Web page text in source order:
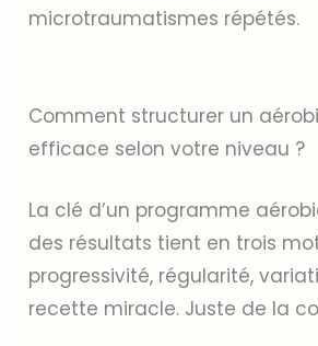
microtraumatismes répétés.
Comment structurer un
efficace selon votre niveau ?
La clé d’un programme
des résultats tient en trois
progressivité, régularité,
recette miracle. Juste de la